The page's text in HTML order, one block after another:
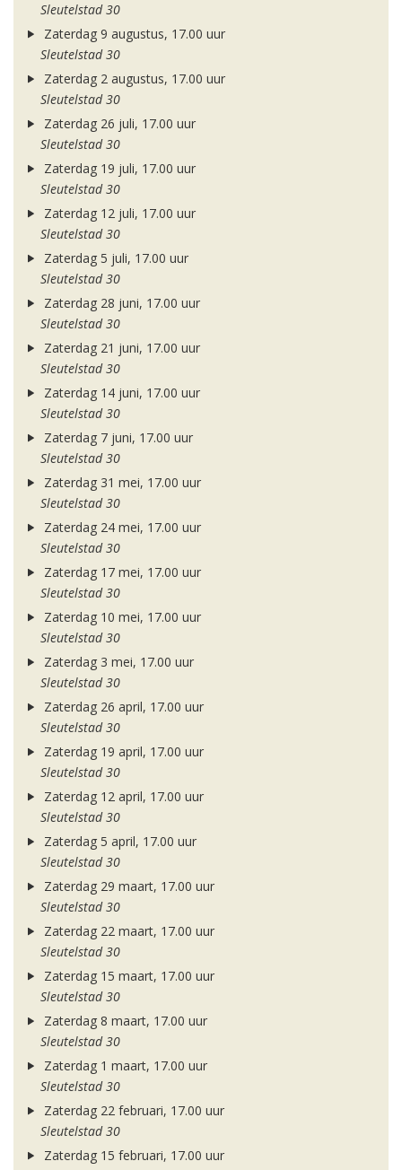
Sleutelstad 30
Zaterdag 9 augustus, 17.00 uur
Sleutelstad 30
Zaterdag 2 augustus, 17.00 uur
Sleutelstad 30
Zaterdag 26 juli, 17.00 uur
Sleutelstad 30
Zaterdag 19 juli, 17.00 uur
Sleutelstad 30
Zaterdag 12 juli, 17.00 uur
Sleutelstad 30
Zaterdag 5 juli, 17.00 uur
Sleutelstad 30
Zaterdag 28 juni, 17.00 uur
Sleutelstad 30
Zaterdag 21 juni, 17.00 uur
Sleutelstad 30
Zaterdag 14 juni, 17.00 uur
Sleutelstad 30
Zaterdag 7 juni, 17.00 uur
Sleutelstad 30
Zaterdag 31 mei, 17.00 uur
Sleutelstad 30
Zaterdag 24 mei, 17.00 uur
Sleutelstad 30
Zaterdag 17 mei, 17.00 uur
Sleutelstad 30
Zaterdag 10 mei, 17.00 uur
Sleutelstad 30
Zaterdag 3 mei, 17.00 uur
Sleutelstad 30
Zaterdag 26 april, 17.00 uur
Sleutelstad 30
Zaterdag 19 april, 17.00 uur
Sleutelstad 30
Zaterdag 12 april, 17.00 uur
Sleutelstad 30
Zaterdag 5 april, 17.00 uur
Sleutelstad 30
Zaterdag 29 maart, 17.00 uur
Sleutelstad 30
Zaterdag 22 maart, 17.00 uur
Sleutelstad 30
Zaterdag 15 maart, 17.00 uur
Sleutelstad 30
Zaterdag 8 maart, 17.00 uur
Sleutelstad 30
Zaterdag 1 maart, 17.00 uur
Sleutelstad 30
Zaterdag 22 februari, 17.00 uur
Sleutelstad 30
Zaterdag 15 februari, 17.00 uur